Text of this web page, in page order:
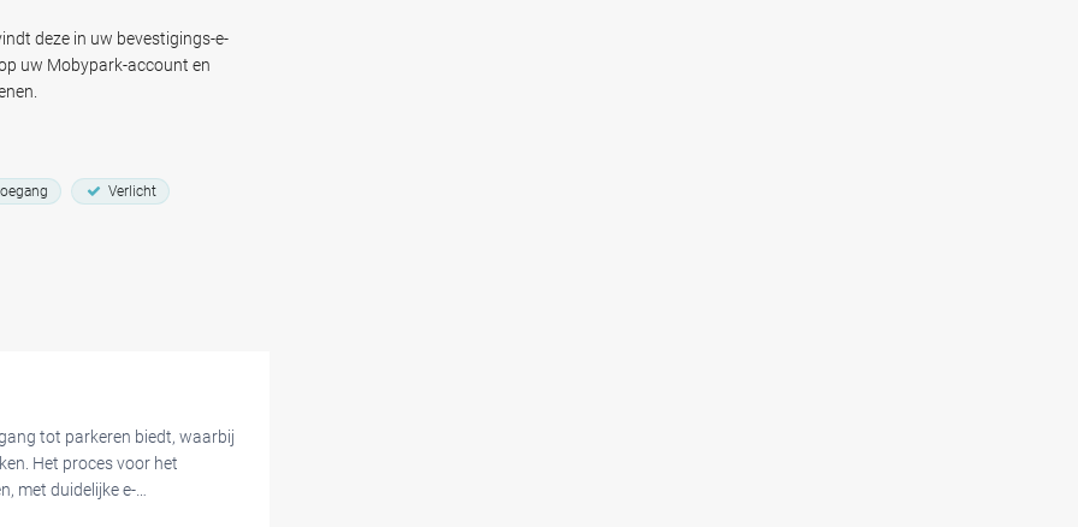
parkeerplaats of een
Bourg Reyers Parking is een
Bourg Reyers Brussels!
deze in uw bevestigings-e-
uw Mobypark-account en
Verlicht
tot parkeren biedt, waarbij
Het proces voor het
met duidelijke e-
waarderen de veiligheid